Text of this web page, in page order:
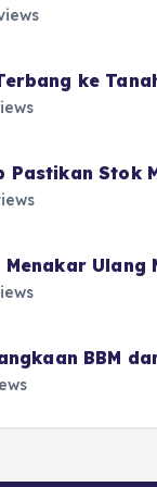
ke
Pastikan Stok
Ulang
BBM